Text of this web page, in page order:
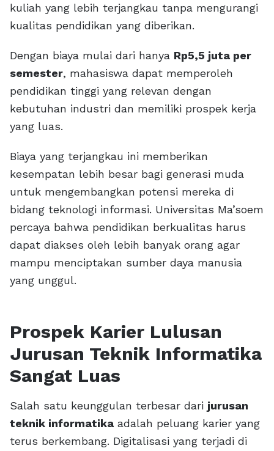
kuliah yang lebih terjangkau tanpa mengurangi
kualitas pendidikan yang diberikan.
Dengan biaya mulai dari hanya Rp5,5 juta per
semester, mahasiswa dapat memperoleh
pendidikan tinggi yang relevan dengan
kebutuhan industri dan memiliki prospek kerja
yang luas.
Biaya yang terjangkau ini memberikan
kesempatan lebih besar bagi generasi muda
untuk mengembangkan potensi mereka di
bidang teknologi informasi. Universitas Ma’soem
percaya bahwa pendidikan berkualitas harus
dapat diakses oleh lebih banyak orang agar
mampu menciptakan sumber daya manusia
yang unggul.
Prospek Karier Lulusan
Jurusan Teknik Informatika
Sangat Luas
Salah satu keunggulan terbesar dari jurusan
teknik informatika adalah peluang karier yang
terus berkembang. Digitalisasi yang terjadi di